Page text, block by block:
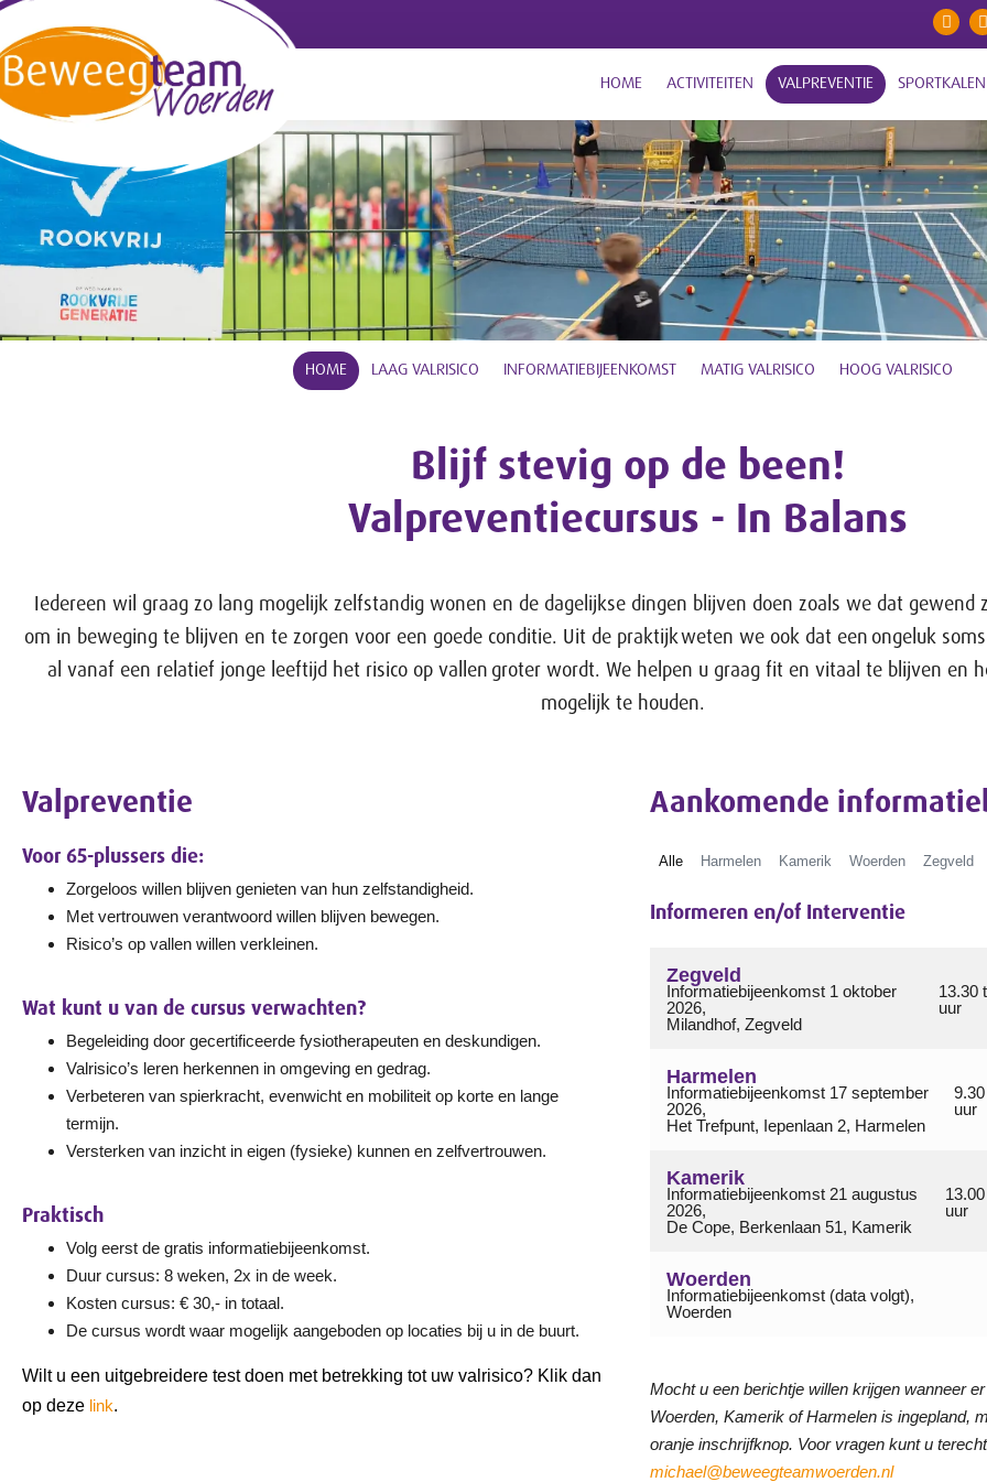
HOME ACTIVITEITEN VALPREVENTIE
HOME LAAG VALRISICO INFORMATIEBIJEENKOMST MATIG VALRISICO HOOG VALRISICO
Blijf stevig op de been!
Valpreventiecursus - In Balans
Iedereen wil graag zo lang mogelijk zelfstandig wonen en de dagelijkse dingen blijven doen zoals we dat gewend
om in beweging te blijven en te zorgen voor een goede conditie. Uit de praktijk weten we ook dat een ongeluk
al vanaf een relatief jonge leeftijd het risico op vallen groter wordt. We helpen u graag fit en vitaal te blijven en
mogelijk te houden.
Valpreventie
Voor 65-plussers die:
Zorgeloos willen blijven genieten van hun zelfstandigheid.
Met vertrouwen verantwoord willen blijven bewegen.
Risico’s op vallen willen verkleinen.
Wat kunt u van de cursus verwachten?
Begeleiding door gecertificeerde fysiotherapeuten en deskundigen.
Valrisico’s leren herkennen in omgeving en gedrag.
Verbeteren van spierkracht, evenwicht en mobiliteit op korte en lange
termijn.
Versterken van inzicht in eigen (fysieke) kunnen en zelfvertrouwen.
Praktisch
Volg eerst de gratis informatiebijeenkomst.
Duur cursus: 8 weken, 2x in de week.
Kosten cursus: € 30,- in totaal.
De cursus wordt waar mogelijk aangeboden op locaties bij u in de buurt.
Wilt u een uitgebreidere test doen met betrekking tot uw valrisico? Klik dan
op deze link.
Aankomende
Harmelen Kamerik Woerden Zegveld
Alle
Informeren en/of Interventie
Zegveld
Informatiebijeenkomst 1 oktober
2026,
13.30
uur
Milandhof, Zegveld
Harmelen
Informatiebijeenkomst 17 september
2026,
uur
Het Trefpunt, Iepenlaan 2, Harmelen
Kamerik
Informatiebijeenkomst 21 augustus
2026,
uur
De Cope, Berkenlaan 51, Kamerik
Woerden
Informatiebijeenkomst (data volgt),
Woerden
Mocht u een berichtje willen krijgen wanneer
Woerden, Kamerik of Harmelen is ingepland,
oranje inschrijfknop. Voor vragen kunt u
michael@beweegteamwoerden.nl